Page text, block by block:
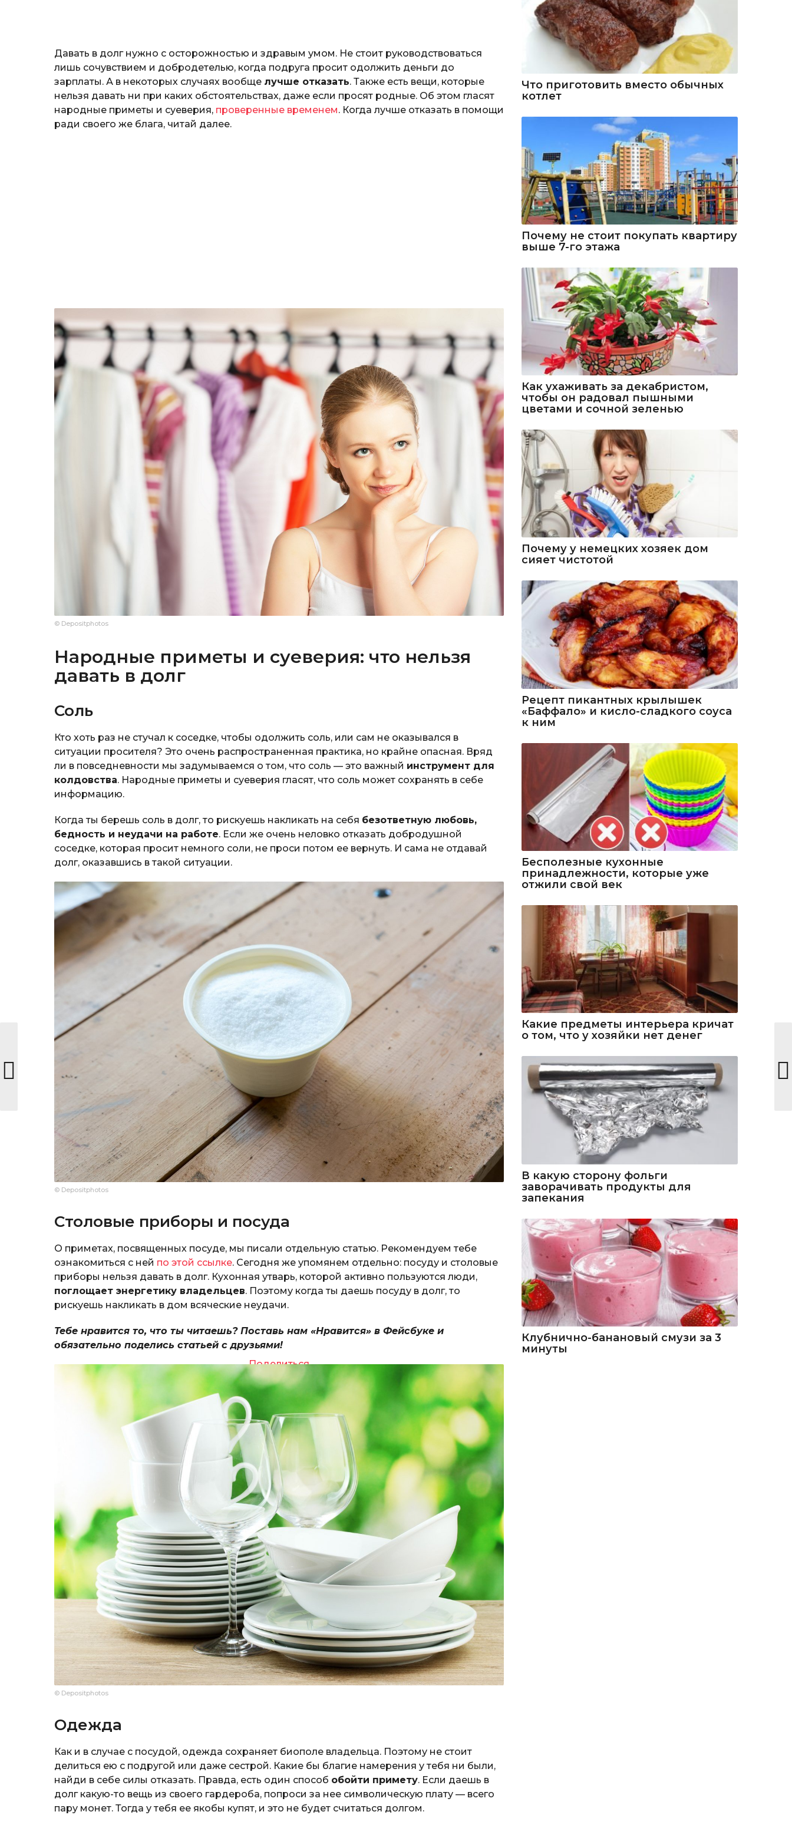
е
р
к
л
ю
к
Давать в долг нужно с осторожностью и здравым умом. Не стоит руководствоваться
лишь сочувствием и добродетелью, когда подруга просит одолжить деньги до
зарплаты. А в некоторых случаях вообще лучше отказать. Также есть вещи, которые
нельзя давать ни при каких обстоятельствах, даже если просят родные. Об этом гласят
народные приметы и суеверия, проверенные временем. Когда лучше отказать в помощи
ради своего же блага, читай далее.
© Depositphotos
Народные приметы и суеверия: что нельзя
давать в долг
Соль
Кто хоть раз не стучал к соседке, чтобы одолжить соль, или сам не оказывался в
ситуации просителя? Это очень распространенная практика, но крайне опасная. Вряд
ли в повседневности мы задумываемся о том, что соль — это важный инструмент для
колдовства. Народные приметы и суеверия гласят, что соль может сохранять в себе
информацию.
Когда ты берешь соль в долг, то рискуешь накликать на себя безответную любовь,
бедность и неудачи на работе. Если же очень неловко отказать добродушной
соседке, которая просит немного соли, не проси потом ее вернуть. И сама не отдавай
долг, оказавшись в такой ситуации.
© Depositphotos
Столовые приборы и посуда
О приметах, посвященных посуде, мы писали отдельную статью. Рекомендуем тебе
ознакомиться с ней по этой ссылке. Сегодня же упомянем отдельно: посуду и столовые
приборы нельзя давать в долг. Кухонная утварь, которой активно пользуются люди,
поглощает энергетику владельцев. Поэтому когда ты даешь посуду в долг, то
рискуешь накликать в дом всяческие неудачи.
Тебе нравится то, что ты читаешь? Поставь нам «Нравится» в Фейсбуке и
обязательно поделись статьей с друзьями!
Поделиться
© Depositphotos
Одежда
Как и в случае с посудой, одежда сохраняет биополе владельца. Поэтому не стоит
делиться ею с подругой или даже сестрой. Какие бы благие намерения у тебя ни были,
найди в себе силы отказать. Правда, есть один способ обойти примету. Если даешь в
долг какую-то вещь из своего гардероба, попроси за нее символическую плату — всего
пару монет. Тогда у тебя ее якобы купят, и это не будет считаться долгом.
Что приготовить вместо обычных
котлет
Почему не стоит покупать квартиру
выше 7-го этажа
Как ухаживать за декабристом,
чтобы он радовал пышными
цветами и сочной зеленью
Почему у немецких хозяек дом
сияет чистотой
Рецепт пикантных крылышек
«Баффало» и кисло-сладкого соуса
к ним
Бесполезные кухонные
принадлежности, которые уже
отжили свой век
Какие предметы интерьера кричат
о том, что у хозяйки нет денег
В какую сторону фольги
заворачивать продукты для
запекания
Клубнично-банановый смузи за 3
минуты